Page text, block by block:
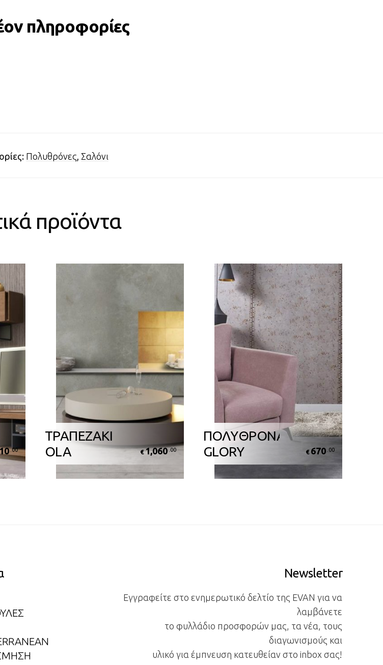
πληροφορίες
Πολυθρόνες Σαλόνι
προϊόντα
.00
ΤΡΑΠΕΖΑΚΙ
OLA
€ 1,060.00
ΠΟΛΥΘΡΟΝΑ
GLORY
€ 670 .00
Newsletter
Εγγραφείτε στο ενημερωτικό δελτίο της EVAN για να
λαμβάνετε
το φυλλάδιο προσφορών μας, τα νέα, τους
διαγωνισμούς και
υλικό για έμπνευση κατευθείαν στο inbox σας!